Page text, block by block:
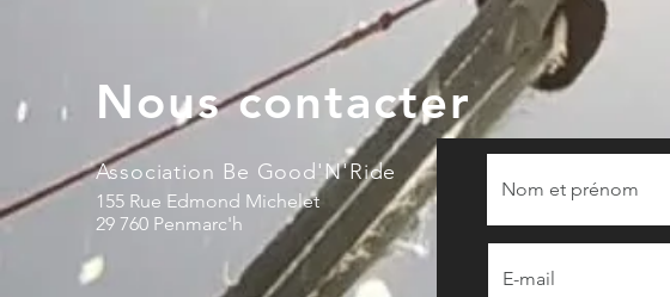
Nous contacter
Association Be Good'N'Ride
155 Rue Edmond Michelet
29 760 Penmarc'h